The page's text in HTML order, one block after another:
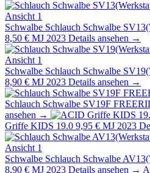
Schwalbe Schlauch Schwalbe
8,50 € MJ 2023 Details ansehen →
Schwalbe Schlauch Schwalbe
8,90 € MJ 2023 Details ansehen →
Schlauch Schwalbe SV19F
ansehen →
Griffe KIDS 19.0 9,95 € MJ 2023
Schwalbe Schlauch Schwalbe
8,90 € MJ 2023 Details ansehen →